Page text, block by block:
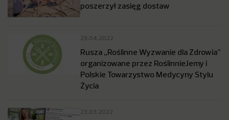
poszerzył zasięg dostaw
29.04.2022
Rusza „Roślinne Wyzwanie dla Zdrowia”
organizowane przez RoślinnieJemy i
Polskie Towarzystwo Medycyny Stylu
Życia
23.03.2022